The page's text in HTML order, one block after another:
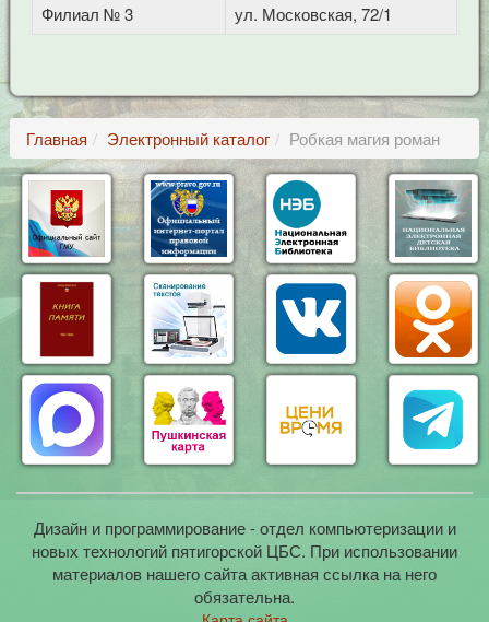
Филиал № 3
ул. Московская, 72/1
Главная Электронный каталог Робкая магия роман
Дизайн и программирование - отдел компьютеризации и
новых технологий пятигорской ЦБС. При использовании
материалов нашего сайта активная ссылка на него
обязательна.